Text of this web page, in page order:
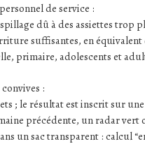
de service :
dû à des assiettes trop
suffisantes, en
primaire, adolescents et
:
; le résultat est inscrit sur
précédente, un radar vert
un sac transparent : calcul